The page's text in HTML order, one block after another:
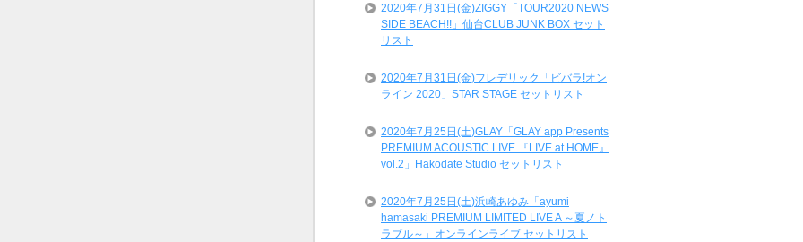
2020年7月31日(金)ZIGGY「TOUR2020 NEWS
SIDE BEACH!!」仙台CLUB JUNK BOX セット
リスト
2020年7月31日(金)フレデリック「ビバラ!オン
ライン 2020」STAR STAGE セットリスト
2020年7月25日(土)GLAY「GLAY app Presents
PREMIUM ACOUSTIC LIVE 『LIVE at HOME』
vol.2」Hakodate Studio セットリスト
2020年7月25日(土)浜崎あゆみ「ayumi
hamasaki PREMIUM LIMITED LIVE A ～夏ノト
ラブル～」オンラインライブ セットリスト